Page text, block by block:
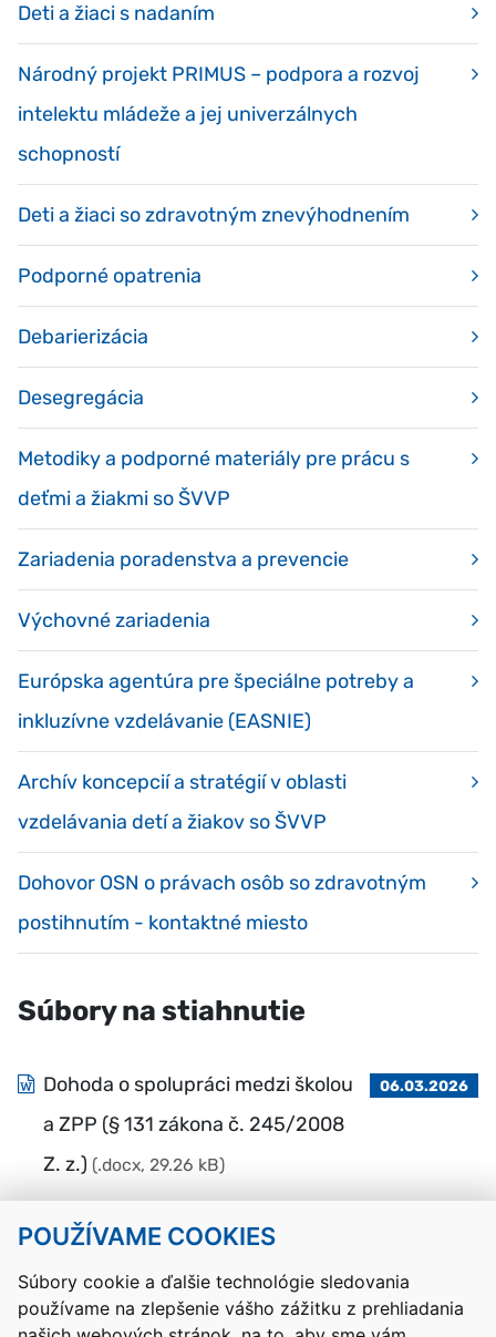
POUŽÍVAME COOKIES
Súbory cookie a ďalšie technológie sledovania
používame na zlepšenie vášho zážitku z prehliadania
Deti a žiaci s nadaním
Národný projekt PRIMUS – podpora a rozvoj
intelektu mládeže a jej univerzálnych
schopností
Deti a žiaci so zdravotným znevýhodnením
Podporné opatrenia
Debarierizácia
Desegregácia
Metodiky a podporné materiály pre prácu s
deťmi a žiakmi so ŠVVP
Zariadenia poradenstva a prevencie
Výchovné zariadenia
Európska agentúra pre špeciálne potreby a
inkluzívne vzdelávanie (EASNIE)
Archív koncepcií a stratégií v oblasti
vzdelávania detí a žiakov so ŠVVP
Dohovor OSN o právach osôb so zdravotným
postihnutím - kontaktné miesto
Súbory na stiahnutie
Dohoda o spolupráci medzi školou
a ZPP (§ 131 zákona č. 245/2008
Z. z.) (.docx, 29.26 kB)
06.03.2026
Kontakty Mapa stránky RSS
Vyhlásenie o prístupnosti